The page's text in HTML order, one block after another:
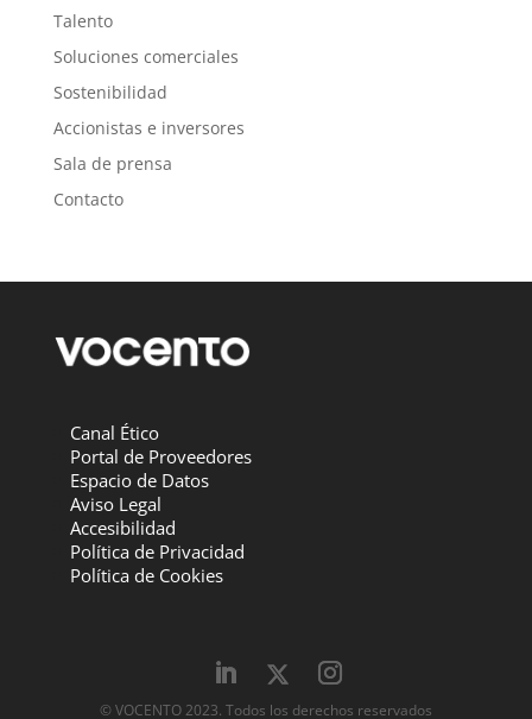
Talento
Soluciones comerciales
Sostenibilidad
Accionistas e inversores
Sala de prensa
Contacto
Canal Ético
Portal de Proveedores
Espacio de Datos
Aviso Legal
Accesibilidad
Política de Privacidad
Política de Cookies
© VOCENTO 2023. Todos los derechos reservados